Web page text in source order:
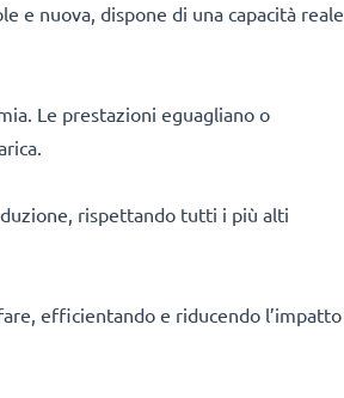
e nuova, dispone di una capacità reale
Le prestazioni eguagliano o
rispettando tutti i più alti
efficientando e riducendo l’impatto